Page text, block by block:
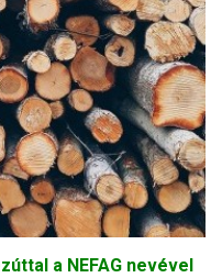
a NEFAG nevével